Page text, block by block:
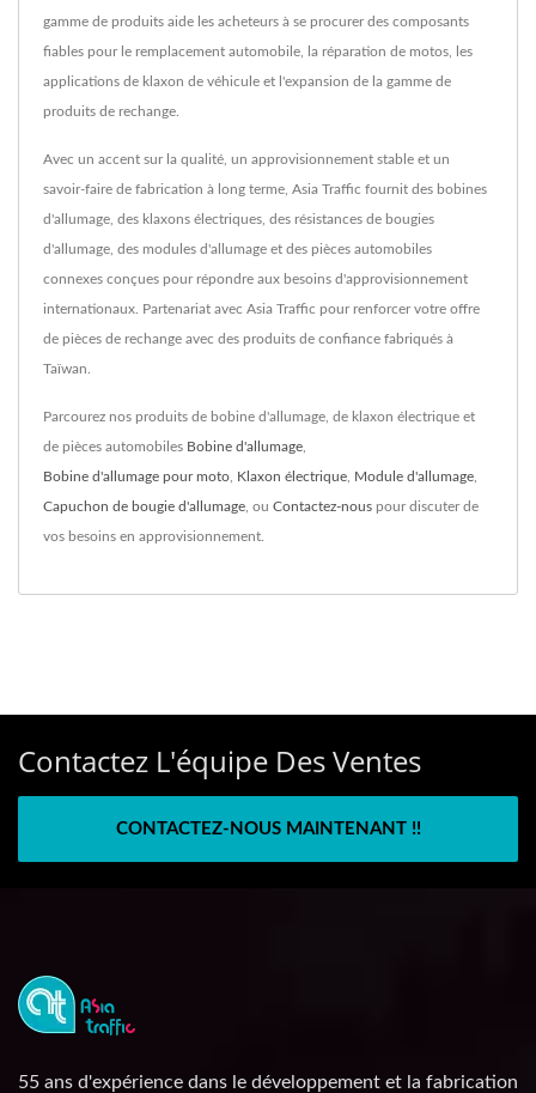
gamme de produits aide les acheteurs à se procurer des composants
fiables pour le remplacement automobile, la réparation de motos, les
applications de klaxon de véhicule et l'expansion de la gamme de
produits de rechange.
Avec un accent sur la qualité, un approvisionnement stable et un
savoir-faire de fabrication à long terme, Asia Traffic fournit des bobines
d'allumage, des klaxons électriques, des résistances de bougies
d'allumage, des modules d'allumage et des pièces automobiles
connexes conçues pour répondre aux besoins d'approvisionnement
internationaux. Partenariat avec Asia Traffic pour renforcer votre offre
de pièces de rechange avec des produits de confiance fabriqués à
Taïwan.
Parcourez nos produits de bobine d'allumage, de klaxon électrique et
de pièces automobiles Bobine d'allumage
Bobine d'allumage pour moto Klaxon électrique Module d'allumage
Capuchon de bougie d'allumage , ou Contactez-nous pour discuter de
vos besoins en approvisionnement.
Contactez L'équipe Des Ventes
CONTACTEZ-NOUS MAINTENANT !!
55 ans d'expérience dans le développement et la fabrication